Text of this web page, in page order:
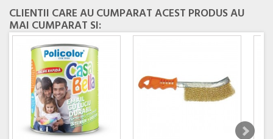
CLIENTII CARE AU CUMPARAT ACEST PRODUS AU
MAI CUMPARAT SI: